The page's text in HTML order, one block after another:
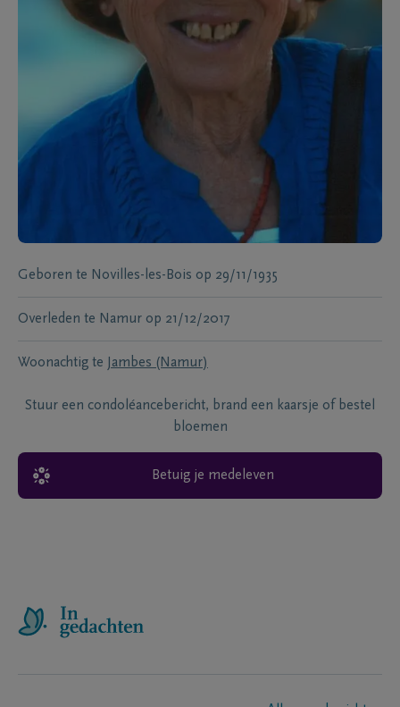
Geboren te Novilles-les-Bois op 29/11/1935
Overleden te Namur op 21/12/2017
Woonachtig te Jambes (Namur)
Stuur een condoléancebericht, brand een kaarsje of bestel
bloemen
Betuig je medeleven